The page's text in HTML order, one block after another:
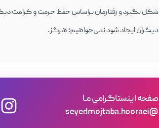
شکل نگیرد و رفتارمان براساس حفظ حرمت و کرامت
دیگران ایجاد شود نمی‌خواهیم؛ هرگز.
صفحه اینستاگرامی مـا
@seyedmojtaba.hooraei